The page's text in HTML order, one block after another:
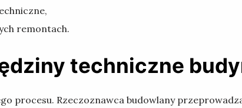
remontach.
techniczne
procesu. Rzeczoznawca budowlany